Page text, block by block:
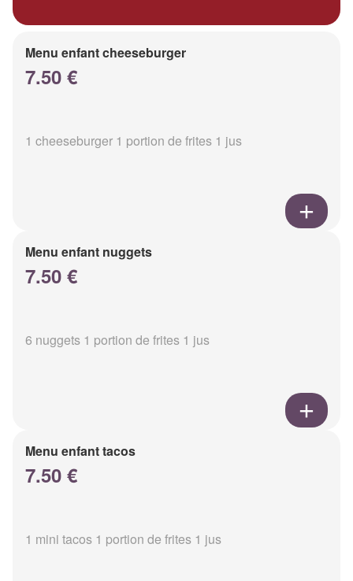
Menu enfant cheeseburger
7.50 €
1 cheeseburger 1 portion de frites 1 jus
Menu enfant nuggets
7.50 €
6 nuggets 1 portion de frites 1 jus
Menu enfant tacos
7.50 €
1 mini tacos 1 portion de frites 1 jus